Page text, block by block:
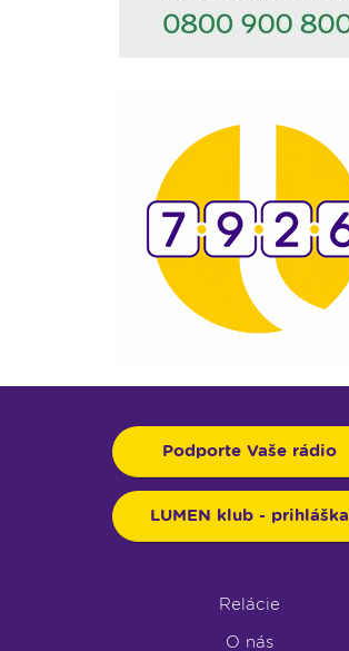
Podporte Vaše rádio
LUMEN klub - prihláška
Relácie
O nás